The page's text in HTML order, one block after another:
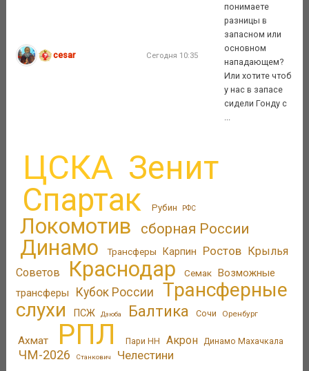
cesar Сегодня 10:35
понимаете
разницы в
запасном или
основном
нападающем?
Или хотите чтоб
у нас в запасе
сидели Гонду с
ЦСКА Зенит
Спартак Рубин РФС
Локомотив сборная России
Динамо Трансферы Карпин Ростов Крылья
Советов
Краснодар Семак Возможные
трансферы
Кубок России
Трансферные
слухи
ПСЖ Дзюба Балтика Сочи Оренбург
Ахмат РПЛ Пари НН Акрон Динамо Махачкала
ЧМ-2026 Станкович Челестини